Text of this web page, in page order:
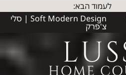
לעמוד הבא:
Soft Modern Design | סלי
צ'פרק‎